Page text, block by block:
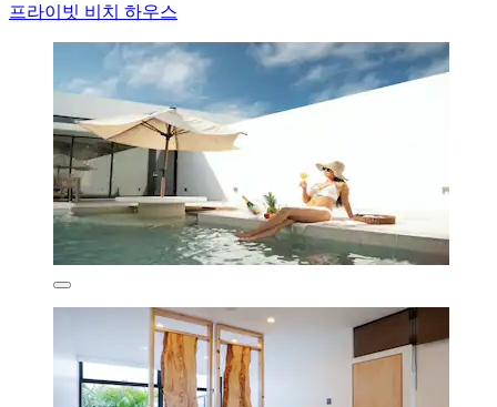
프라이빗 비치 하우스